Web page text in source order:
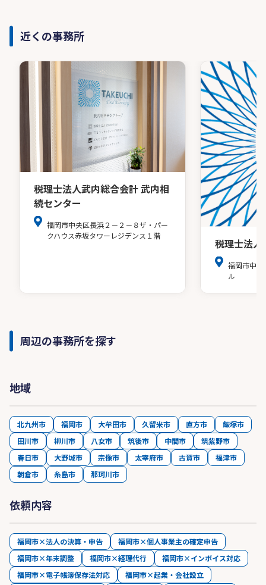
近くの事務所
税理士法人武内総合会計 武内相
続センター
福岡市中央区長浜２－２－８ザ・パー
クハウス赤坂タワーレジデンス１階
税理士法人
福岡市中央
ル
周辺の事務所を探す
地域
北九州市 福岡市 大牟田市 久留米市 直方市
飯塚市
田川市
柳川市 八女市 筑後市 中間市
筑紫野市
春日市
大野城市 宗像市 太宰府市 古賀市
福津市
朝倉市
糸島市 那珂川市
依頼内容
福岡市×法人の決算・申告
福岡市×個人事業主の確定申告
福岡市×年末調整
福岡市×経理代行
福岡市×インボイス対応
福岡市×電子帳簿保存法対応
福岡市×起業・会社設立